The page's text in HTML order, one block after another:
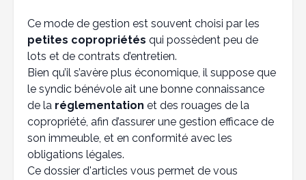
Ce mode de gestion est souvent choisi par les
petites copropriétés qui possèdent peu de
lots et de contrats d’entretien.
Bien qu’il s’avère plus économique, il suppose que
le syndic bénévole ait une bonne connaissance
de la réglementation et des rouages de la
copropriété, afin d’assurer une gestion efficace de
son immeuble, et en conformité avec les
obligations légales.
Ce dossier d'articles vous permet de vous